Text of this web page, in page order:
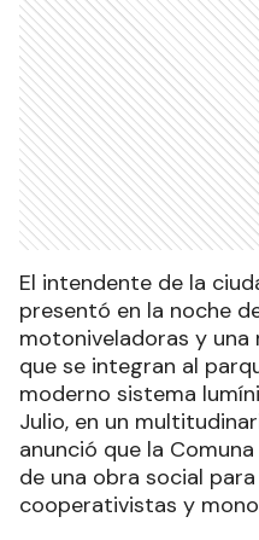
El intendente de la
presentó en la noche
motoniveladoras y
que se integran al
moderno sistema
Julio, en un
anunció que la
de una obra social
cooperativistas y